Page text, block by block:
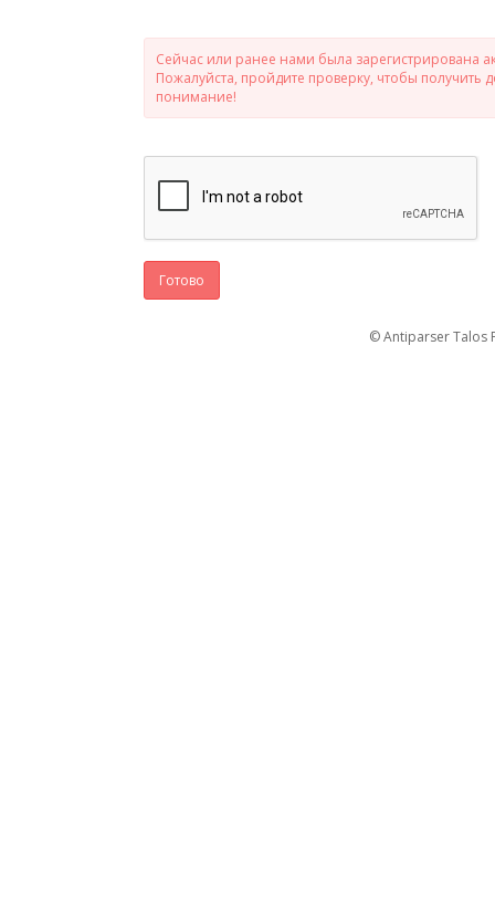
Сейчас или ранее нами была зарегистрирована
Пожалуйста, пройдите проверку, чтобы
понимание!
Готово
© Antiparser Talos